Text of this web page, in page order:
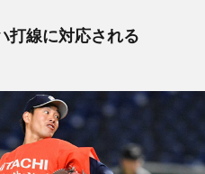
打線に対応される
宮慎太朗 関東リーグ戦